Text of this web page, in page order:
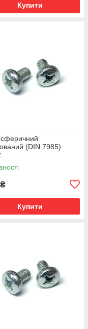
Купити
сферичний
(DIN 7985)
₴
Купити